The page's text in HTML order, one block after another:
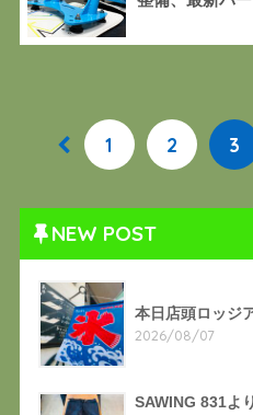
1 2 3
NEW POST
本日店頭ロッジ
2026/08/07
SAWING 831よ